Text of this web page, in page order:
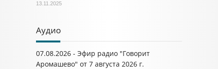
13.11.2025
Аудио
07.08.2026 - Эфир радио "Говорит
Аромашево" от 7 августа 2026 г.